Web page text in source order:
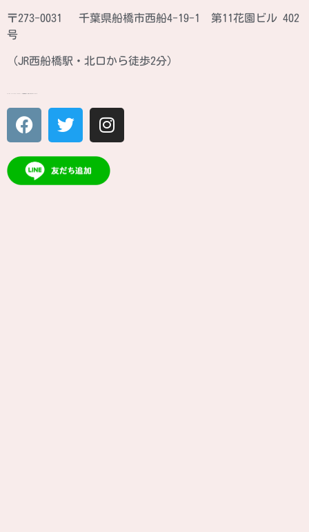
〒273-0031 千葉県船橋市西船4-19-1 第11花園ビル 402
号
（JR西船橋駅・北口から徒歩2分）